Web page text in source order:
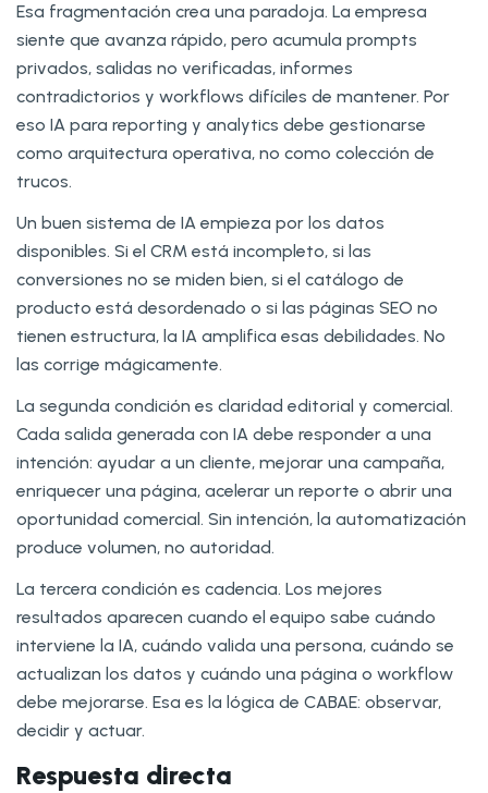
Esa fragmentación crea una paradoja. La empresa
siente que avanza rápido, pero acumula prompts
privados, salidas no verificadas, informes
contradictorios y workflows difíciles de mantener. Por
eso IA para reporting y analytics debe gestionarse
como arquitectura operativa, no como colección de
trucos.
Un buen sistema de IA empieza por los datos
disponibles. Si el CRM está incompleto, si las
conversiones no se miden bien, si el catálogo de
producto está desordenado o si las páginas SEO no
tienen estructura, la IA amplifica esas debilidades. No
las corrige mágicamente.
La segunda condición es claridad editorial y comercial.
Cada salida generada con IA debe responder a una
intención: ayudar a un cliente, mejorar una campaña,
enriquecer una página, acelerar un reporte o abrir una
oportunidad comercial. Sin intención, la automatización
produce volumen, no autoridad.
La tercera condición es cadencia. Los mejores
resultados aparecen cuando el equipo sabe cuándo
interviene la IA, cuándo valida una persona, cuándo se
actualizan los datos y cuándo una página o workflow
debe mejorarse. Esa es la lógica de CABAE: observar,
decidir y actuar.
Respuesta directa